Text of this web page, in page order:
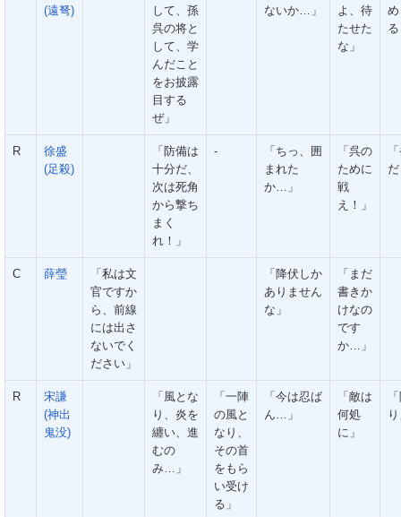
(遠弩)
して、孫
呉の将と
して、学
んだこと
をお披露
目する
ぜ」
ないか…」
よ、待
たせた
な」
め
R
徐盛
(足殺)
「防備は
十分だ、
次は死角
から撃ち
まく
れ！」
-
「ちっ、囲
まれた
か…」
「呉の
ために
戦
え！」
C 薛瑩
「私は文
官ですか
ら、前線
には出さ
ないでく
ださい」
「降伏しか
ありません
な」
「まだ
書きか
けなの
です
か…」
R
宋謙
(神出
鬼没)
「風とな
り、炎を
纏い、進
むの
み…」
「一陣
の風と
なり、
その首
をもら
い受け
る」
「今は忍ば
ん…」
「敵は
何処
に」